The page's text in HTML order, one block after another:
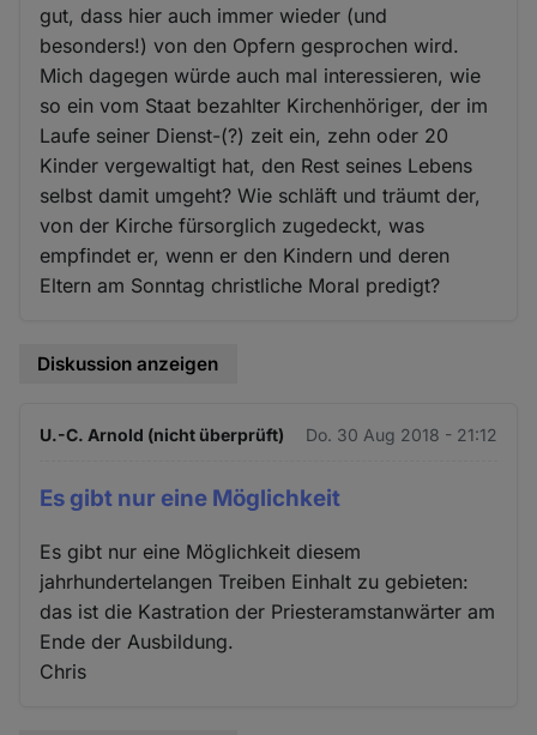
gut, dass hier auch immer wieder (und
besonders!) von den Opfern gesprochen wird.
Mich dagegen würde auch mal interessieren, wie
so ein vom Staat bezahlter Kirchenhöriger, der im
Laufe seiner Dienst-(?) zeit ein, zehn oder 20
Kinder vergewaltigt hat, den Rest seines Lebens
selbst damit umgeht? Wie schläft und träumt der,
von der Kirche fürsorglich zugedeckt, was
empfindet er, wenn er den Kindern und deren
Eltern am Sonntag christliche Moral predigt?
Diskussion anzeigen
U.-C. Arnold (nicht überprüft) Do. 30 Aug 2018 - 21:12
Es gibt nur eine Möglichkeit
Es gibt nur eine Möglichkeit diesem
jahrhundertelangen Treiben Einhalt zu gebieten:
das ist die Kastration der Priesteramstanwärter am
Ende der Ausbildung.
Chris